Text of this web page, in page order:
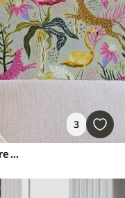
3
Flamencos y leopardos brillantes entre plantas tropicales